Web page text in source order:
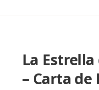
La
– Carta de